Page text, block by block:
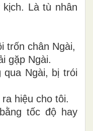
Là tù nhân
trốn chân Ngài,
gặp Ngài.
qua Ngài, bị trói
hiệu cho tôi.
tốc độ hay